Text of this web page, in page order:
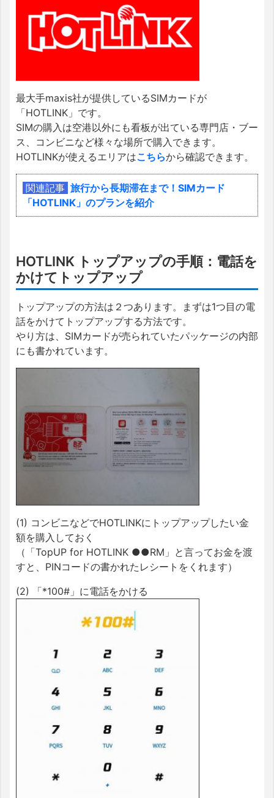
最大手maxis社が提供しているSIMカードが
「HOTLINK」です。
SIMの購入は空港以外にも看板が出ている専門店・ブー
ス、コンビニなど様々な場所で購入できます。
HOTLINKが使えるエリアはこちらから確認できます。
関連記事 旅行から長期滞在まで！SIMカード
「HOTLINK」のプランを紹介
HOTLINK トップアップの手順：電話を
かけてトップアップ
トップアップの方法は２つあります。まずは1つ目の電
話をかけてトップアップする方法です。
やり方は、SIMカードが売られていたパッケージの内部
にも書かれています。
(1) コンビニなどでHOTLINKにトップアップしたい金
額を購入しておく
（「TopUP for HOTLINK ●●RM」と言ってお金を渡
すと、PINコードの書かれたレシートをくれます）
(2) 「*100#」に電話をかける